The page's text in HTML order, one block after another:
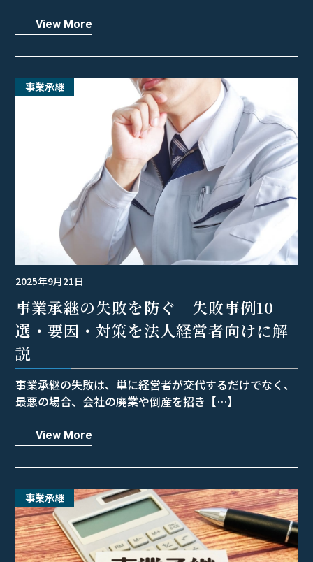
View More
事業承継
2025年9月21日
事業承継の失敗を防ぐ｜失敗事例10
選・要因・対策を法人経営者向けに解
説
事業承継の失敗は、単に経営者が交代するだけでなく、
最悪の場合、会社の廃業や倒産を招き【…】
View More
事業承継